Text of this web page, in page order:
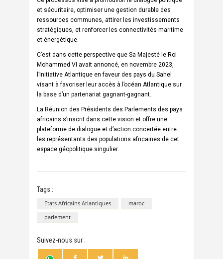
et sécuritaire, optimiser une gestion durable des
ressources communes, attirer les investissements
stratégiques, et renforcer les connectivités maritime
et énergétique.
C’est dans cette perspective que Sa Majesté le Roi
Mohammed VI avait annoncé, en novembre 2023,
l’Initiative Atlantique en faveur des pays du Sahel
visant à favoriser leur accès à l’océan Atlantique sur
la base d’un partenariat gagnant-gagnant.
La Réunion des Présidents des Parlements des pays
africains s’inscrit dans cette vision et offre une
plateforme de dialogue et d’action concertée entre
les représentants des populations africaines de cet
espace géopolitique singulier.
Tags :
Etats Africains Atlantiques
maroc
parlement
Suivez-nous sur :